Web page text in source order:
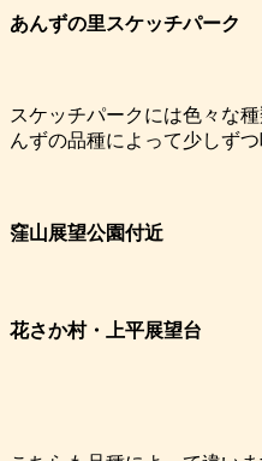
あんずの里スケッチパーク
スケッチパークには色々な
んずの品種によって少しず
窪山展望公園付近
花さか村・上平展望台